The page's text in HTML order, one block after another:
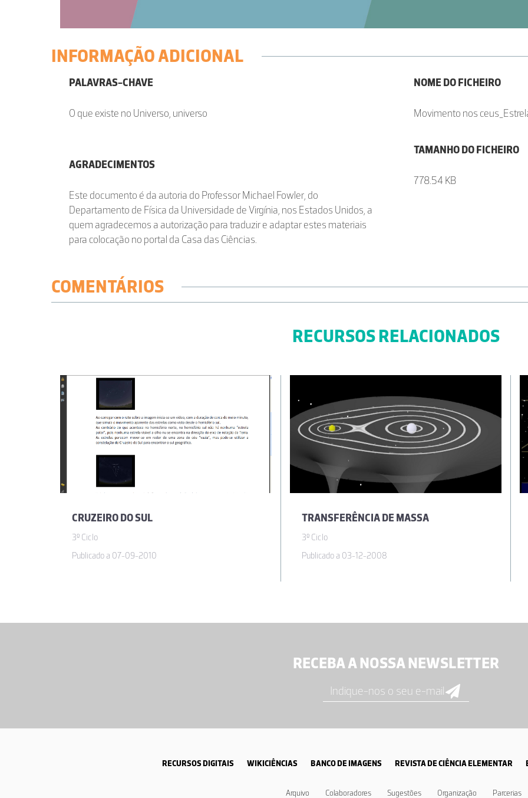
INFORMAÇÃO ADICIONAL
PALAVRAS-CHAVE
O que existe no Universo, universo
AGRADECIMENTOS
Este documento é da autoria do Professor Michael Fowler, do
Departamento de Física da Universidade de Virgínia, nos Estados Unidos, a
quem agradecemos a autorização para traduzir e adaptar estes materiais
para colocação no portal da Casa das Ciências.
NOME DO FICHEIRO
Movimento nos
TAMANHO DO FICHEIRO
778.54 KB
COMENTÁRIOS
RECURSOS RELACIONADOS
CRUZEIRO DO SUL
3º Ciclo
Publicado a 07-09-2010
TRANSFERÊNCIA DE MASSA
3º Ciclo
Publicado a 03-12-2008
RECEBA A NOSSA NEWSLETTER
RECURSOS DIGITAIS WIKICIÊNCIAS BANCO DE IMAGENS REVISTA DE CIÊNCIA ELEMENTAR
Arquivo Colaboradores Sugestões Organização Parcerias